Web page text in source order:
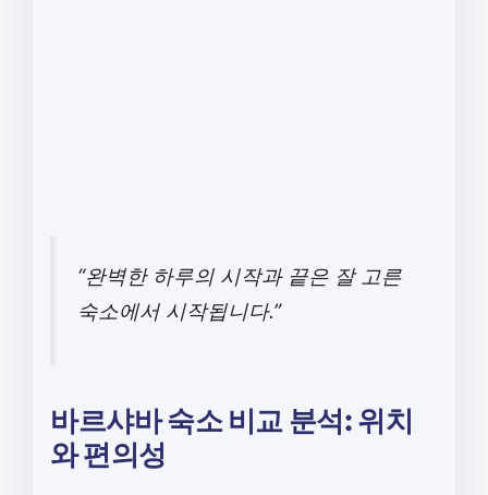
“완벽한 하루의 시작과 끝은 잘 고른
숙소에서 시작됩니다.”
바르샤바 숙소 비교 분석: 위치
와 편의성